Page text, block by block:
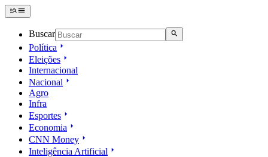
Buscar
Política
Eleições
Internacional
Nacional
Agro
Infra
Esportes
Economia
CNN Money
Inteligência Artificial